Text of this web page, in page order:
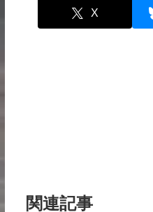
X
関連記事